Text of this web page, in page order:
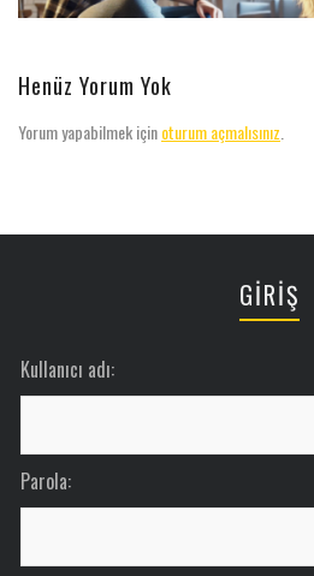
Henüz Yorum Yok
Yorum yapabilmek içinoturum açmalısınız
GİRİŞ
Kullanıcı adı:
Parola: